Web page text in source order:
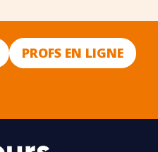
PROFS EN LIGNE